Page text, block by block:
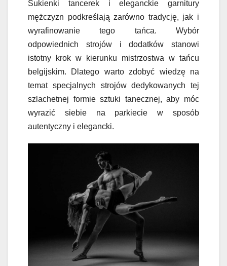
Sukienki tancerek i eleganckie garnitury
mężczyzn podkreślają zarówno tradycję, jak i
wyrafinowanie tego tańca. Wybór
odpowiednich strojów i dodatków stanowi
istotny krok w kierunku mistrzostwa w tańcu
belgijskim. Dlatego warto zdobyć wiedzę na
temat specjalnych strojów dedykowanych tej
szlachetnej formie sztuki tanecznej, aby móc
wyrazić siebie na parkiecie w sposób
autentyczny i elegancki.